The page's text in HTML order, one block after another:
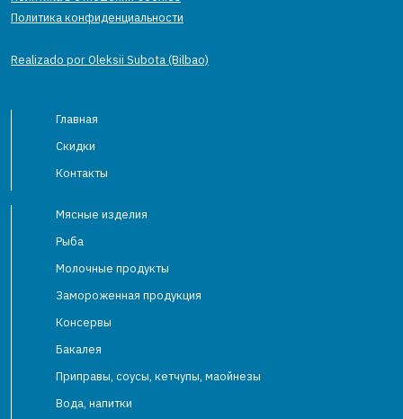
Политика конфиденциальности
Realizado por Oleksii Subota (Bilbao)
Главная
Скидки
Контакты
Мясные изделия
Рыба
Молочные продукты
Замороженная продукция
Консервы
Бакалея
Приправы, соусы, кетчупы, маойнезы
Вода, напитки